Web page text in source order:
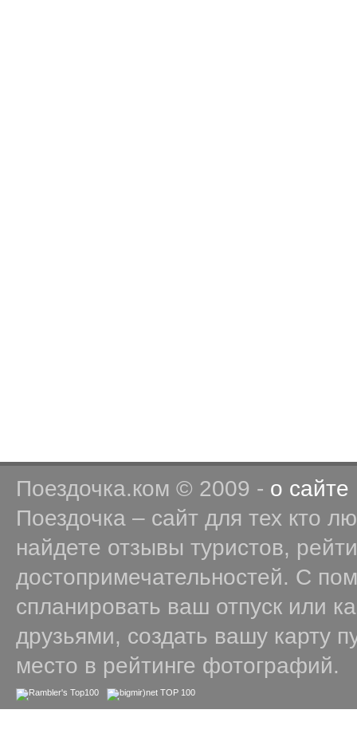
Поездочка.ком © 2009 - о сайте
Поездочка – сайт для тех кто
найдете отзывы туристов,
достопримечательностей. С
спланировать ваш отпуск или
друзьями, создать вашу карту
место в рейтинге фотографий.